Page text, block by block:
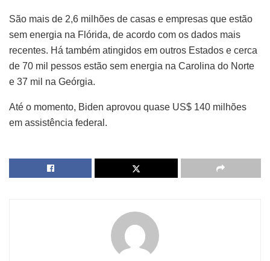
São mais de 2,6 milhões de casas e empresas que estão
sem energia na Flórida, de acordo com os dados mais
recentes. Há também atingidos em outros Estados e cerca
de 70 mil pessos estão sem energia na Carolina do Norte
e 37 mil na Geórgia.
Até o momento, Biden aprovou quase US$ 140 milhões
em assistência federal.